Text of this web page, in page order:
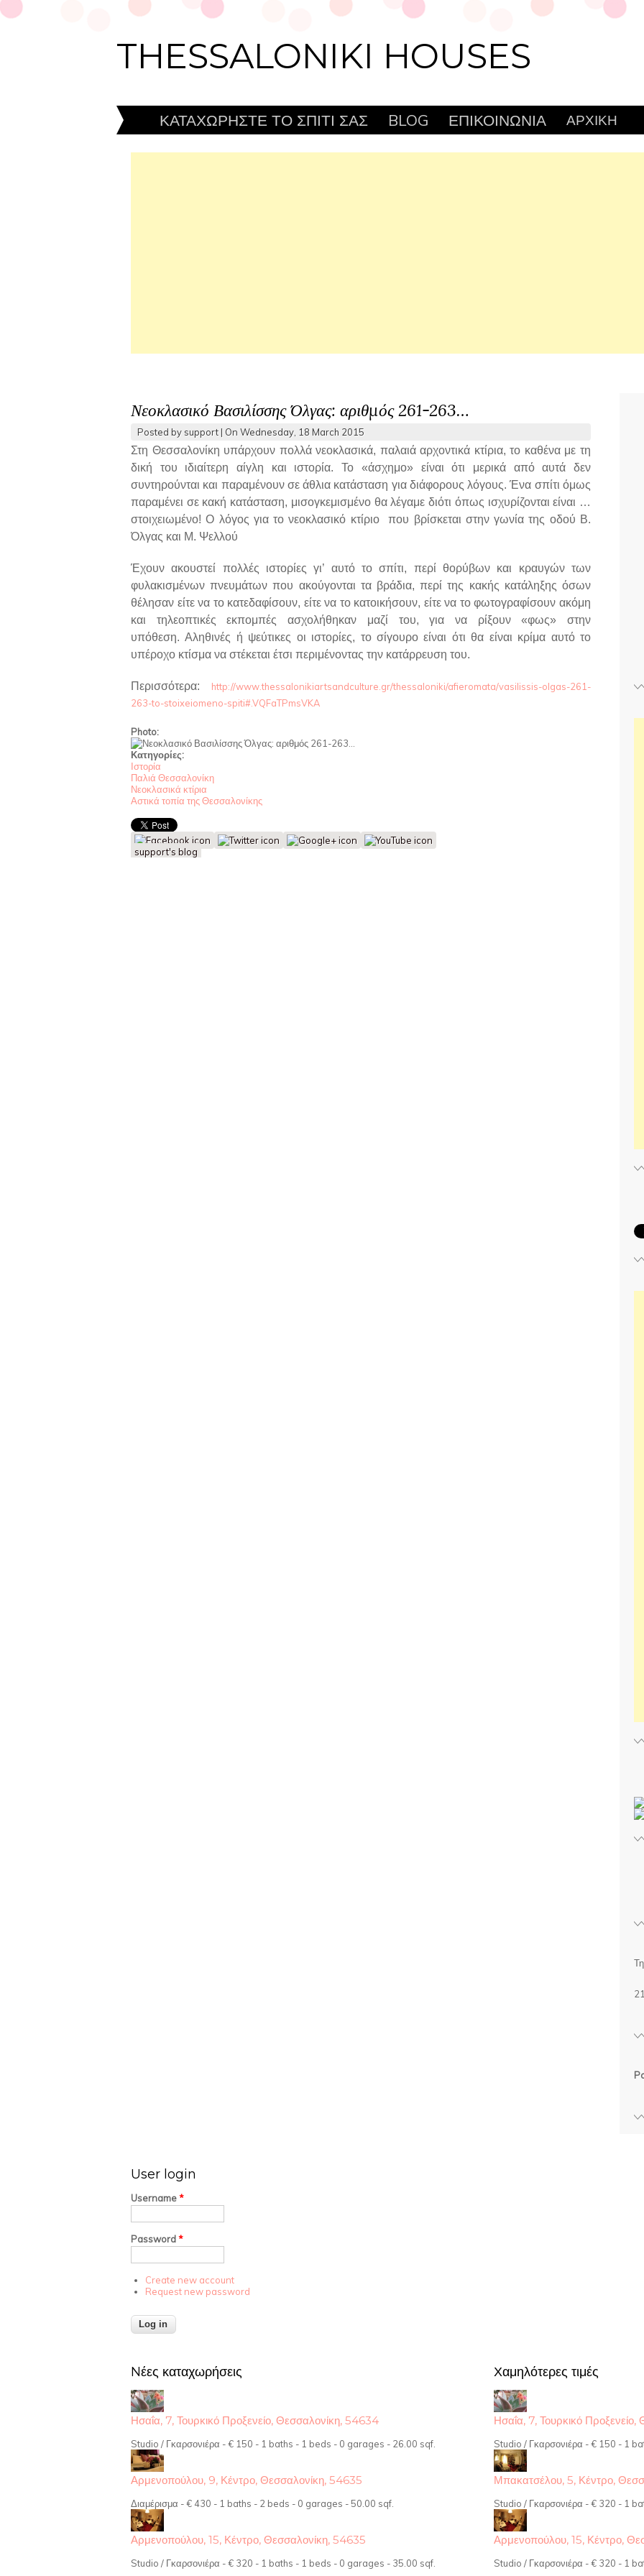
THESSALONIKI HOUSES
ΚΑΤΑΧΩΡΗΣΤΕ ΤΟ ΣΠΙΤΙ ΣΑΣ BLOG ΕΠΙΚΟΙΝΩΝΙΑ ΑΡΧΙΚΗ
Νεοκλασικό Βασιλίσσης Όλγας: αριθμός 261-263…
Posted by support | On Wednesday, 18 March 2015
Στη Θεσσαλονίκη υπάρχουν πολλά νεοκλασικά, παλαιά αρχοντικά κτίρια, το καθένα με τη
δική του ιδιαίτερη αίγλη και ιστορία. Το «άσχημο» είναι ότι μερικά από αυτά δεν
συντηρούνται και παραμένουν σε άθλια κατάσταση για διάφορους λόγους. Ένα σπίτι όμως
παραμένει σε κακή κατάσταση, μισογκεμισμένο θα λέγαμε διότι όπως ισχυρίζονται είναι …
στοιχειωμένο! Ο λόγος για το νεοκλασικό κτίριο που βρίσκεται στην γωνία της οδού Β.
Όλγας και Μ. Ψελλού
Έχουν ακουστεί πολλές ιστορίες γι’ αυτό το σπίτι, περί θορύβων και κραυγών των
φυλακισμένων πνευμάτων που ακούγονται τα βράδια, περί της κακής κατάληξης όσων
θέλησαν είτε να το κατεδαφίσουν, είτε να το κατοικήσουν, είτε να το φωτογραφίσουν ακόμη
και τηλεοπτικές εκπομπές ασχολήθηκαν μαζί του, για να ρίξουν «φως» στην
υπόθεση. Αληθινές ή ψεύτικες οι ιστορίες, το σίγουρο είναι ότι θα είναι κρίμα αυτό το
υπέροχο κτίσμα να στέκεται έτσι περιμένοντας την κατάρρευση του.
Περισσότερα:
http://www.thessalonikiartsandculture.gr/thessaloniki/afieromata/vasilissis-olgas-261-
263-to-stoixeiomeno-spiti#.VQFaTPmsVKA
Photo:
Κατηγορίες:
Ιστορία
Παλιά Θεσσαλονίκη
Νεοκλασικά κτίρια
Αστικά τοπία της Θεσσαλονίκης
support's blog
User login
Username*
Password*
Create new account
Request new password
Nέες καταχωρήσεις
Ησαΐα, 7, Τουρκικό Προξενείο, Θεσσαλονίκη, 54634
Studio / Γκαρσονιέρα - € 150 - 1 baths - 1 beds - 0 garages - 26.00 sqf.
Αρμενοπούλου, 9, Κέντρο, Θεσσαλονίκη, 54635
Διαμέρισμα - € 430 - 1 baths - 2 beds - 0 garages - 50.00 sqf.
Αρμενοπούλου, 15, Κέντρο, Θεσσαλονίκη, 54635
Studio / Γκαρσονιέρα - € 320 - 1 baths - 1 beds - 0 garages - 35.00 sqf.
Χαμηλότερες τιμές
Ησαΐα, 7, Τουρκικό
Studio / Γκαρσονιέρα - € 150 - 1
Μπακατσέλου, 5, Κέντρο,
Studio / Γκαρσονιέρα - € 320 - 1
Αρμενοπούλου, 15, Κέντρο,
Studio / Γκαρσονιέρα - € 320 - 1